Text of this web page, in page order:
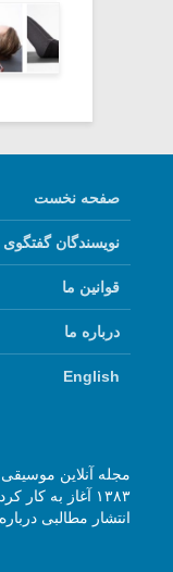
صفحه نخست
نویسندگان گفتگوی
قوانین ما
درباره ما
English
۱۳۸۳ آغاز به
انتشار مطالبی